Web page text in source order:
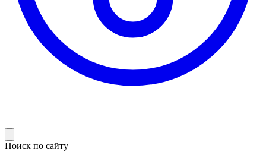
Поиск по сайту